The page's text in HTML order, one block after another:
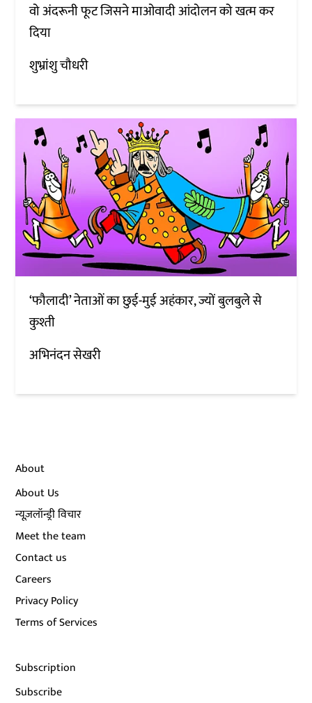
वो अंदरूनी फूट जिसने माओवादी आंदोलन को खत्म कर
दिया
शुभ्रांशु चौधरी
‘फौलादी’ नेताओं का छुई-मुई अहंकार, ज्यों बुलबुले से
कुश्ती
अभिनंदन सेखरी
About
About Us
न्यूज़लॉन्ड्री विचार
Meet the team
Contact us
Careers
Privacy Policy
Terms of Services
Subscription
Subscribe